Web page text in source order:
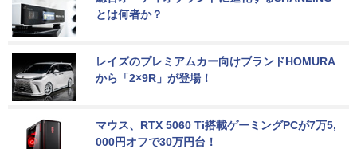
とは何者か？
レイズのプレミアムカー向けブランドHOMURA
から「2×9R」が登場！
マウス、RTX 5060 Ti搭載ゲーミングPCが7万5,
000円オフで30万円台！